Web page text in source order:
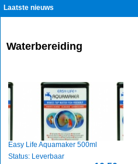
Laatste nieuws
Waterbereiding
Easy Life Aquamaker 500ml
Status: Leverbaar